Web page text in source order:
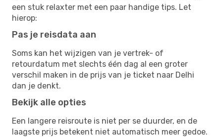
een stuk relaxter met een paar handige tips. Let
hierop:
Pas je reisdata aan
Soms kan het wijzigen van je vertrek- of
retourdatum met slechts één dag al een groter
verschil maken in de prijs van je ticket naar Delhi
dan je denkt.
Bekijk alle opties
Een langere reisroute is niet per se duurder, en de
laagste prijs betekent niet automatisch meer gedoe.